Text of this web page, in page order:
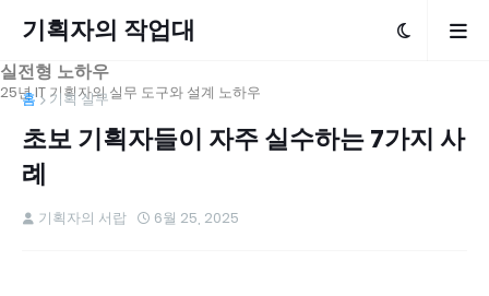
기획자의 작업대
실전형 노하우
25년 IT 기획자의 실무 도구와 설계 노하우
홈 기획 실무
초보 기획자들이 자주 실수하는 7가지 사
례
기획자의 서랍 6월 25, 2025